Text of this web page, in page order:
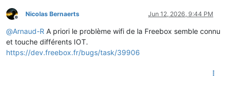
Offline
Nicolas Bernaerts Jun 12, 2026, 9:44 PM
@Arnaud-R A priori le problème wifi de la Freebox semble connu
et touche différents IOT.
https://dev.freebox.fr/bugs/task/39906